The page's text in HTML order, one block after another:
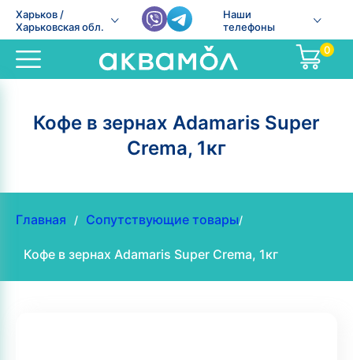
Харьков /
Харьковская обл.
Наши
телефоны
0
Кофе в зернах Adamaris Super
Crema, 1кг
Главная / Сопутствующие товары/
Кофе в зернах Adamaris Super Crema, 1кг